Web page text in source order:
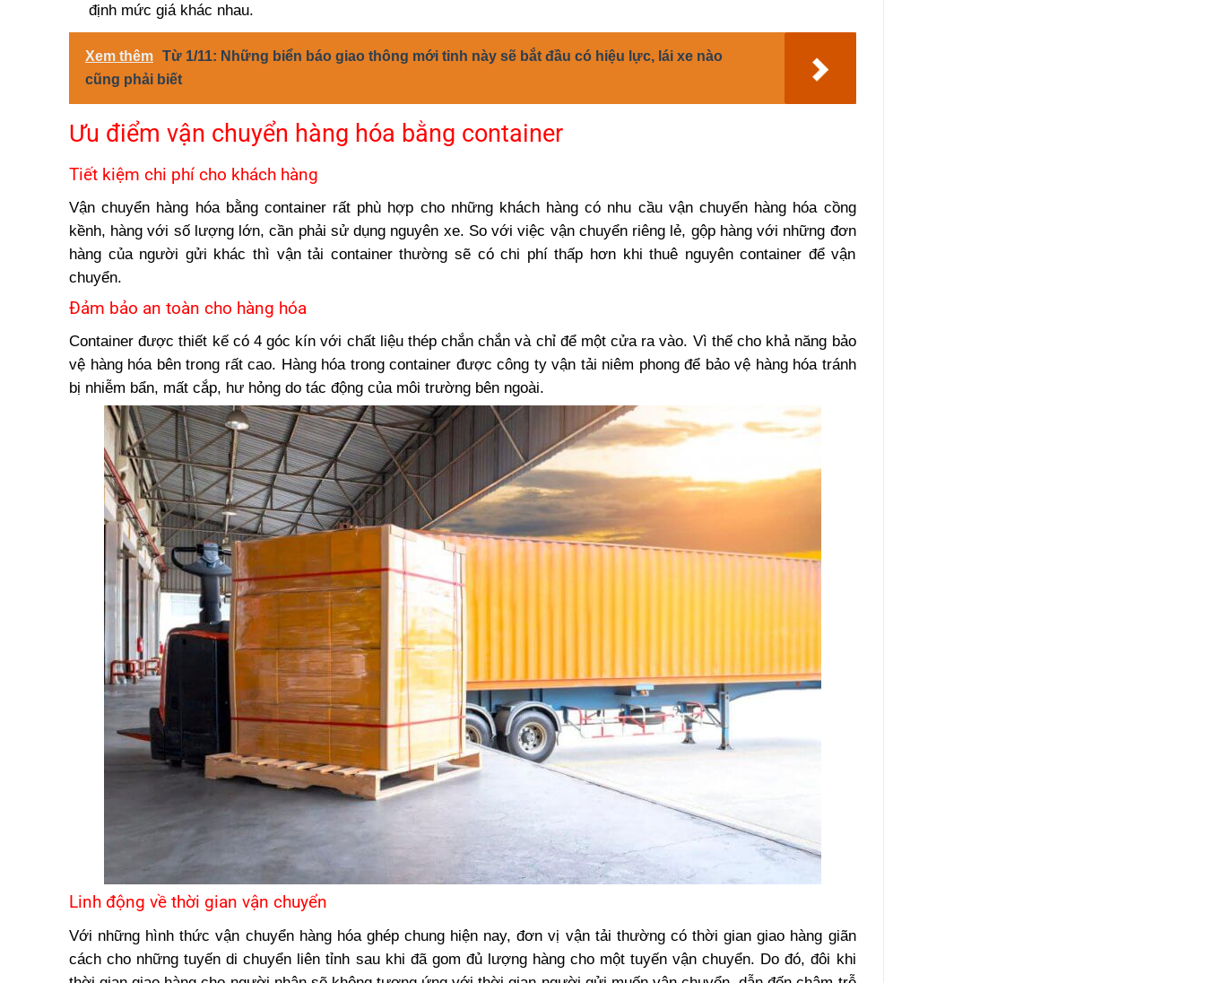
định mức giá khác nhau.
Xem thêm Từ 1/11: Những biển báo giao thông mới tinh này sẽ bắt đầu có hiệu lực, lái xe nào
cũng phải biết
Ưu điểm vận chuyển hàng hóa bằng container
Tiết kiệm chi phí cho khách hàng
Vận chuyển hàng hóa bằng container rất phù hợp cho những khách hàng có nhu cầuvận chuyển hàng hóa cồng
kềnh, hàng với số lượng lớn, cần phải sử dụng nguyên xe. So với việc vận chuyển riêng lẻ, gộp hàng với những đơn
hàng của người gửi khác thì vận tải container thường sẽ có chi phí thấp hơn khi thuê nguyên container để vận
chuyển.
Đảm bảo an toàn cho hàng hóa
Container được thiết kế có 4 góc kín với chất liệu thép chắn chắn và chỉ để một cửa ra vào. Vì thế cho khả năng bảo
vệ hàng hóa bên trong rất cao. Hàng hóa trong container được công ty vận tải niêm phong để bảo vệ hàng hóa tránh
bị nhiễm bẩn, mất cắp, hư hỏng do tác động của môi trường bên ngoài.
Linh động về thời gian vận chuyển
Với những hình thức vận chuyển hàng hóa ghép chung hiện nay, đơn vị vận tải thường có thời gian giao hàng giãn
cách cho những tuyến di chuyển liên tỉnh sau khi đã gom đủ lượng hàng cho một tuyến vận chuyển. Do đó, đôi khi